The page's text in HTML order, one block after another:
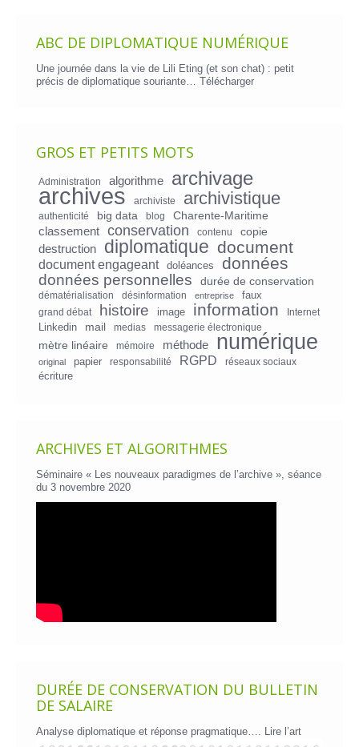
ABC DE DIPLOMATIQUE NUMÉRIQUE
Une journée dans la vie de Lili Eting (et son chat) : petit
précis de diplomatique souriante… Télécharger
GROS ET PETITS MOTS
Administration algorithme archivage
archives archiviste archivistique
authenticité big data blog
Charente-Maritime
classement
conservation contenu
copie
destruction
diplomatique document
document engageant doléances données
données personnelles durée de conservation
dématérialisation désinformation entreprise faux
grand débat histoire image information Internet
Linkedin mail medias messagerie électronique
mètre linéaire mémoire méthode numérique
original papier responsabilité RGPD réseaux sociaux
écriture
ARCHIVES ET ALGORITHMES
Séminaire « Les nouveaux paradigmes de l’archive », séance
du 3 novembre 2020
DURÉE DE CONSERVATION DU BULLETIN
DE SALAIRE
Analyse diplomatique et réponse pragmatique…. Lire l’art